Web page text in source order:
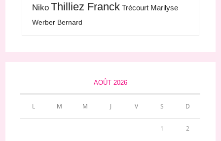
Niko Thilliez Franck Trécourt Marilyse
Werber Bernard
AOÛT 2026
L M M J V S D
1 2